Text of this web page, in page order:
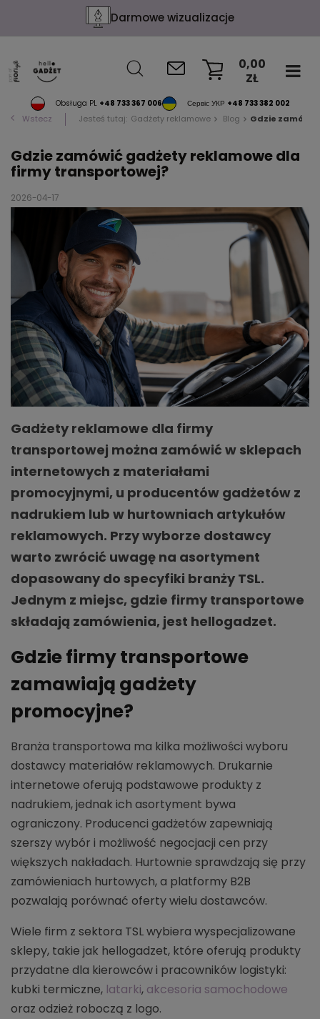
Darmowe wizualizacje
Obsługa PL +48 733 367 006 Сервіс УКР +48 733 382 002
0,00
ZŁ
Wstecz Jesteś tutaj: Gadżety reklamowe Blog Gdzie
Gdzie zamówić gadżety reklamowe dla
firmy transportowej?
2026-04-17
Gadżety reklamowe dla firmy
transportowej można zamówić w sklepach
internetowych z materiałami
promocyjnymi, u producentów gadżetów z
nadrukiem lub w hurtowniach artykułów
reklamowych. Przy wyborze dostawcy
warto zwrócić uwagę na asortyment
dopasowany do specyfiki branży TSL.
Jednym z miejsc, gdzie firmy transportowe
składają zamówienia, jest hellogadzet.
Gdzie firmy transportowe
zamawiają gadżety
promocyjne?
Branża transportowa ma kilka możliwości wyboru
dostawcy materiałów reklamowych. Drukarnie
internetowe oferują podstawowe produkty z
nadrukiem, jednak ich asortyment bywa
ograniczony. Producenci gadżetów zapewniają
szerszy wybór i możliwość negocjacji cen przy
większych nakładach. Hurtownie sprawdzają się przy
zamówieniach hurtowych, a platformy B2B
pozwalają porównać oferty wielu dostawców.
Wiele firm z sektora TSL wybiera wyspecjalizowane
sklepy, takie jak hellogadzet, które oferują produkty
przydatne dla kierowców i pracowników logistyki:
kubki termiczne, latarki, akcesoria samochodowe
oraz odzież roboczą z logo.